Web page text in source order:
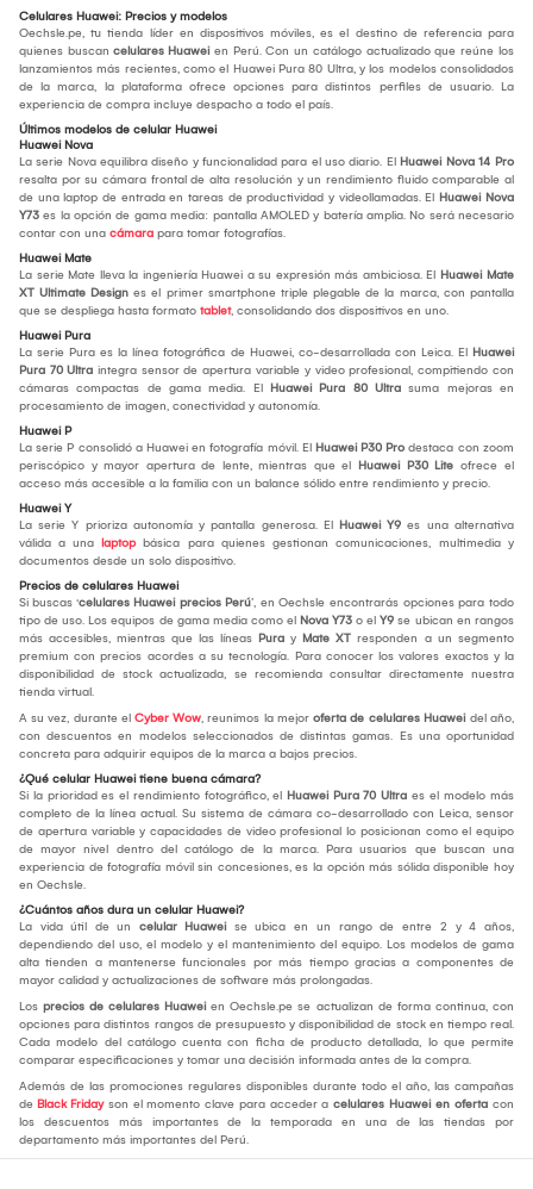
Celulares Huawei: Precios y modelos
Oechsle.pe, tu tienda líder en dispositivos móviles, es el destino de referencia para
quienes buscan celulares Huawei en Perú. Con un catálogo actualizado que reúne los
lanzamientos más recientes, como el Huawei Pura 80 Ultra, y los modelos consolidados
de la marca, la plataforma ofrece opciones para distintos perfiles de usuario. La
experiencia de compra incluye despacho a todo el país.
Últimos modelos de celular Huawei
Huawei Nova
La serie Nova equilibra diseño y funcionalidad para el uso diario. El Huawei Nova 14 Pro
resalta por su cámara frontal de alta resolución y un rendimiento fluido comparable al
de una laptop de entrada en tareas de productividad y videollamadas. El Huawei Nova
Y73 es la opción de gama media: pantalla AMOLED y batería amplia. No será necesario
contar con una cámara para tomar fotografías.
Huawei Mate
La serie Mate lleva la ingeniería Huawei a su expresión más ambiciosa. El Huawei Mate
XT Ultimate Design es el primer smartphone triple plegable de la marca, con pantalla
que se despliega hasta formato tablet, consolidando dos dispositivos en uno.
Huawei Pura
La serie Pura es la línea fotográfica de Huawei, co-desarrollada con Leica. El Huawei
Pura 70 Ultra integra sensor de apertura variable y video profesional, compitiendo con
cámaras compactas de gama media. El Huawei Pura 80 Ultra suma mejoras en
procesamiento de imagen, conectividad y autonomía.
Huawei P
La serie P consolidó a Huawei en fotografía móvil. El Huawei P30 Pro destaca con zoom
periscópico y mayor apertura de lente, mientras que el Huawei P30 Lite ofrece el
acceso más accesible a la familia con un balance sólido entre rendimiento y precio.
Huawei Y
La serie Y prioriza autonomía y pantalla generosa. El Huawei Y9 es una alternativa
válida a una laptopbásica para quienes gestionan comunicaciones, multimedia y
documentos desde un solo dispositivo.
Precios de celulares Huawei
Si buscas ‘celulares Huawei precios Perú’, en Oechsle encontrarás opciones para todo
tipo de uso. Los equipos de gama media como el Nova Y73 o el Y9 se ubican en rangos
más accesibles, mientras que las líneas Pura y Mate XT responden a un segmento
premium con precios acordes a su tecnología. Para conocer los valores exactos y la
disponibilidad de stock actualizada, se recomienda consultar directamente nuestra
tienda virtual.
A su vez, durante el Cyber Wow, reunimos la mejor oferta de celulares Huawei del año,
con descuentos en modelos seleccionados de distintas gamas. Es una oportunidad
concreta para adquirir equipos de la marca a bajos precios.
¿Qué celular Huawei tiene buena cámara?
Si la prioridad es el rendimiento fotográfico, el Huawei Pura 70 Ultra es el modelo más
completo de la línea actual. Su sistema de cámara co-desarrollado con Leica, sensor
de apertura variable y capacidades de video profesional lo posicionan como el equipo
de mayor nivel dentro del catálogo de la marca. Para usuarios que buscan una
experiencia de fotografía móvil sin concesiones, es la opción más sólida disponible hoy
en Oechsle.
¿Cuántos años dura un celular Huawei?
La vida útil de un celular Huawei se ubica en un rango de entre 2 y 4 años,
dependiendo del uso, el modelo y el mantenimiento del equipo. Los modelos de gama
alta tienden a mantenerse funcionales por más tiempo gracias a componentes de
mayor calidad y actualizaciones de software más prolongadas.
Los precios de celulares Huawei en Oechsle.pe se actualizan de forma continua, con
opciones para distintos rangos de presupuesto y disponibilidad de stock en tiempo real.
Cada modelo del catálogo cuenta con ficha de producto detallada, lo que permite
comparar especificaciones y tomar una decisión informada antes de la compra.
Además de las promociones regulares disponibles durante todo el año, las campañas
de Black Fridayson el momento clave para acceder a celulares Huawei en oferta con
los descuentos más importantes de la temporada en una de las tiendas por
departamento más importantes del Perú.